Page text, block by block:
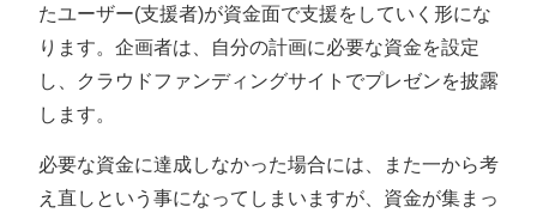
たユーザー(支援者)が資金面で支援をしていく形にな
ります。企画者は、自分の計画に必要な資金を設定
し、クラウドファンディングサイトでプレゼンを披露
します。
必要な資金に達成しなかった場合には、また一から考
え直しという事になってしまいますが、資金が集まっ